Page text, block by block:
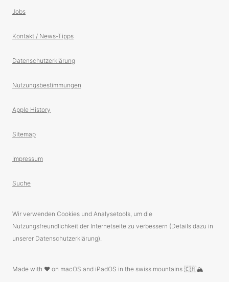
Jobs
Kontakt / News-Tipps
Datenschutzerklärung
Nutzungsbestimmungen
Apple History
Sitemap
Impressum
Suche
Wir verwenden Cookies und Analysetools, um die
Nutzungsfreundlichkeit der Internetseite zu verbessern (Details dazu in
unserer Datenschutzerklärung).
Made with ❤️ on macOS and iPadOS in the swiss mountains 🇨🇭🏔